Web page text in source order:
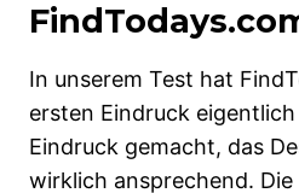
In unserem Test hat
ersten Eindruck
Eindruck gemacht, das
wirklich ansprechend. Die